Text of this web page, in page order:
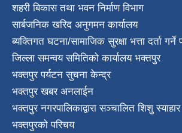
शहरी बिकास तथा भवन निर्माण विभाग
सार्बजनिक खरिद अनुगमन कार्यालय
ब्यक्तिगत घटना/सामाजिक सुरक्षा भत्ता दर्ता गर्ने
जिल्ला समन्वय समितिको कार्यालय भक्तपुर
भक्तपुर पर्यटन सुचना केन्द्र
भक्तपुर खबर अनलाईन
भक्तपुर नगरपालिकाद्वारा सञ्चालित शिशु
भक्तपुरकाे परिचय